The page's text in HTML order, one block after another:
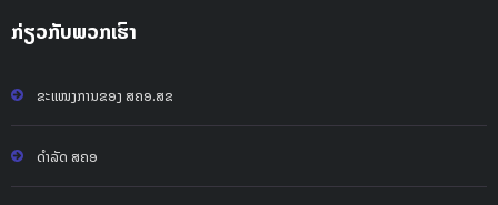
ກ່ຽວກັບພວກເຮົາ
ຂະແໜງການຂອງ ສຄອ.ສຂ
ດຳລັດ ສຄອ